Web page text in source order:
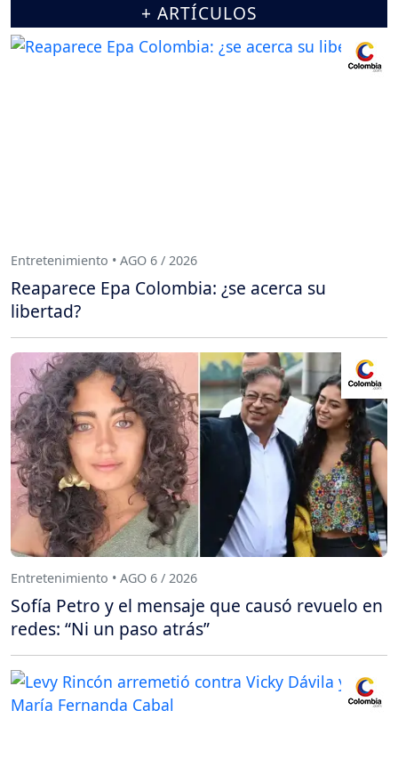
+ ARTÍCULOS
Entretenimiento • AGO 6 / 2026
Reaparece Epa Colombia: ¿se acerca su
libertad?
Entretenimiento • AGO 6 / 2026
Sofía Petro y el mensaje que causó revuelo en
redes: “Ni un paso atrás”